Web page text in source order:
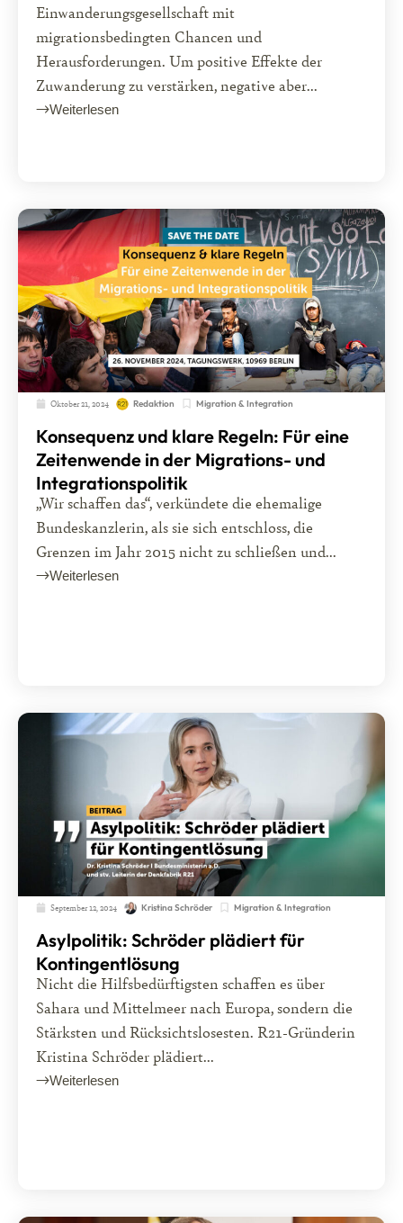
Einwanderungsgesellschaft mit
migrationsbedingten Chancen und
Herausforderungen. Um positive Effekte der
Zuwanderung zu verstärken, negative aber...
Weiterlesen
Oktober 21, 2024 Redaktion Migration & Integration
Konsequenz und klare Regeln: Für eine
Zeitenwende in der Migrations- und
Integrationspolitik
„Wir schaffen das“, verkündete die ehemalige
Bundeskanzlerin, als sie sich entschloss, die
Grenzen im Jahr 2015 nicht zu schließen und...
Weiterlesen
September 12, 2024 Kristina Schröder Migration & Integration
Asylpolitik: Schröder plädiert für
Kontingentlösung
Nicht die Hilfsbedürftigsten schaffen es über
Sahara und Mittelmeer nach Europa, sondern die
Stärksten und Rücksichtslosesten. R21-Gründerin
Kristina Schröder plädiert...
Weiterlesen